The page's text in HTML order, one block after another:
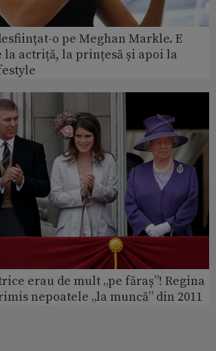
o pe Meghan Markle. E
la actriță, la prințesă și apoi la
erau de mult „pe făraș”! Regina
nepoatele „la muncă” din 2011